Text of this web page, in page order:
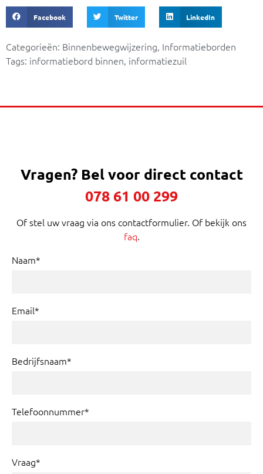
Facebook Twitter LinkedIn
Categorieën: Binnenbewegwijzering, Informatieborden
Tags: informatiebord binnen, informatiezuil
Vragen? Bel voor direct contact
078 61 00 299
Of stel uw vraag via ons contactformulier. Of bekijk ons
faq.
Naam*
Email*
Bedrijfsnaam*
Telefoonnummer*
Vraag*